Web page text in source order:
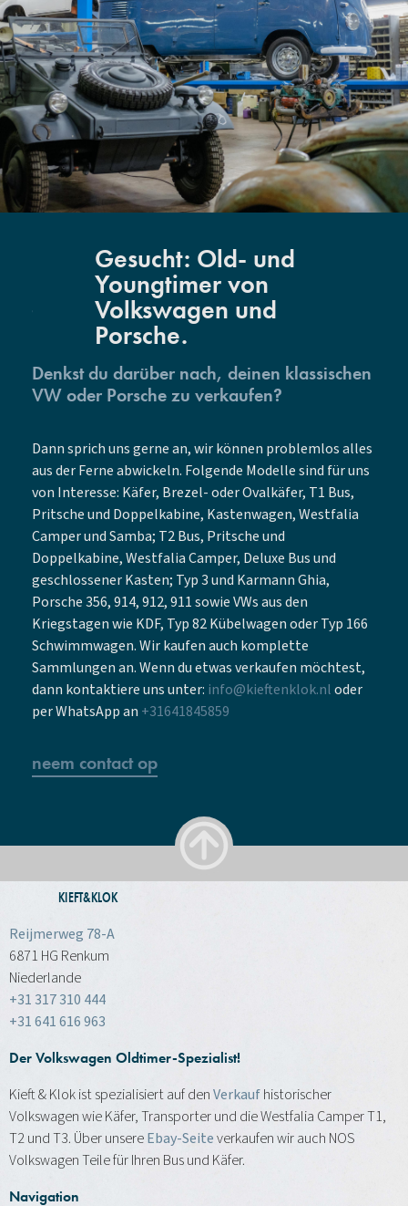
Gesucht: Old- und
Youngtimer von
Volkswagen und
Porsche.
Denkst du darüber nach, deinen klassischen
VW oder Porsche zu verkaufen?
Dann sprich uns gerne an, wir können problemlos alles
aus der Ferne abwickeln. Folgende Modelle sind für uns
von Interesse: Käfer, Brezel- oder Ovalkäfer, T1 Bus,
Pritsche und Doppelkabine, Kastenwagen, Westfalia
Camper und Samba; T2 Bus, Pritsche und
Doppelkabine, Westfalia Camper, Deluxe Bus und
geschlossener Kasten; Typ 3 und Karmann Ghia,
Porsche 356, 914, 912, 911 sowie VWs aus den
Kriegstagen wie KDF, Typ 82 Kübelwagen oder Typ 166
Schwimmwagen. Wir kaufen auch komplette
Sammlungen an. Wenn du etwas verkaufen möchtest,
dann kontaktiere uns unter: info@kieftenklok.nloder
per WhatsApp an +31641845859
neem contact op
KIEFT&KLOK
Reijmerweg 78-A
6871 HG Renkum
Niederlande
+31 317 310 444
+31 641 616 963
Der Volkswagen Oldtimer-Spezialist!
Kieft & Klok ist spezialisiert auf denVerkaufhistorischer
Volkswagen wie Käfer, Transporter und die Westfalia Camper T1,
T2 und T3. Über unsereEbay-Seiteverkaufen wir auch NOS
Volkswagen Teile für Ihren Bus und Käfer.
Navigation